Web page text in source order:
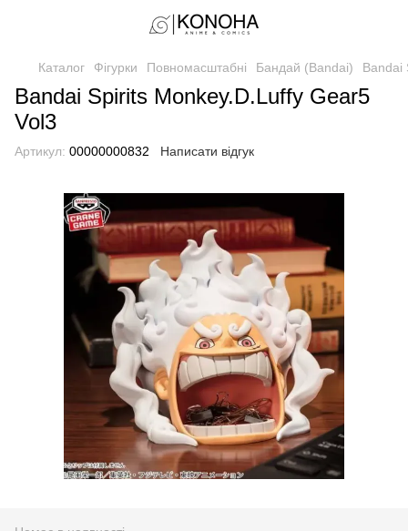
Каталог Фігурки Повномасштабні Бандай (Bandai) Bandai
Bandai Spirits Monkey.D.Luffy Gear5
Vol3
Артикул: 00000000832 Написати відгук